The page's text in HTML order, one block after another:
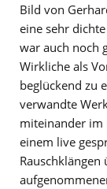
Bild von
eine sehr
war auch noch
Wirkliche als
beglückend zu
verwandte
miteinander im
einem live